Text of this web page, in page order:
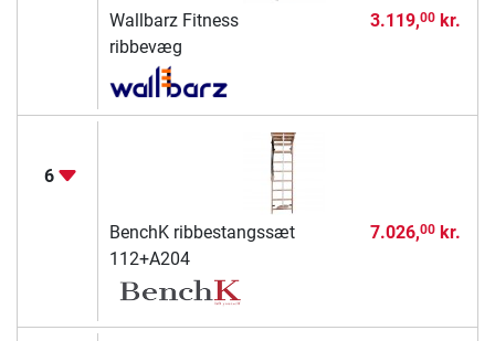
Wallbarz Fitness
ribbevæg
3.119,00kr.
6
BenchK ribbestangssæt
112+A204
7.026,00kr.